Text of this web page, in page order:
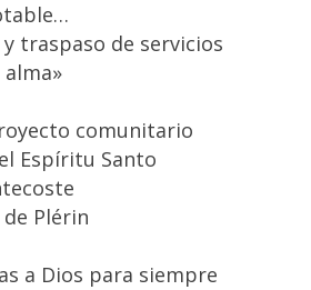
traspaso de servicios
comunitario
Espíritu Santo
Plérin
a Dios para siempre